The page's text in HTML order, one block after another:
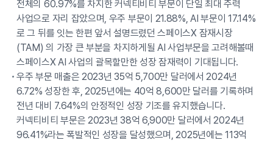
전체의 60.97%를 차지한 커넥티비티 부문이 단일 최대 주력
사업으로 자리 잡았으며, 우주 부문이 21.88%, AI 부문이 17.14%
로 그 뒤를 잇는 한편 앞서 설명드렸던 스페이스X 잠재시장
(TAM) 의 가장 큰 부분을 차지하게될 AI 사업부문을 고려해볼때
스페이스X AI 사업의 괄목할만한 성장 잠재력이 기대됩니다.
우주 부문 매출은 2023년 35억 5,700만 달러에서 2024년
6.72% 성장한 후, 2025년에는 40억 8,600만 달러를 기록하며
전년 대비 7.64%의 안정적인 성장 기조를 유지했습니다.
커넥티비티 부문은 2023년 38억 6,900만 달러에서 2024년
96.41%라는 폭발적인 성장을 달성했으며, 2025년에는 113억